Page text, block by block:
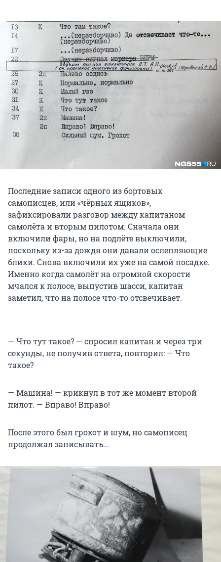
Последние записи одного из бортовых
самописцев, или «чёрных ящиков»,
зафиксировали разговор между капитаном
самолёта и вторым пилотом. Сначала они
включили фары, но на подлёте выключили,
поскольку из-за дождя они давали ослепляющие
блики. Снова включили их уже на самой посадке.
Именно когда самолёт на огромной скорости
мчался к полосе, выпустив шасси, капитан
заметил, что на полосе что-то отсвечивает.
— Что тут такое? — спросил капитан и через три
секунды, не получив ответа, повторил: — Что
такое?
— Машина! — крикнул в тот же момент второй
пилот. — Вправо! Вправо!
После этого был грохот и шум, но самописец
продолжал записывать...